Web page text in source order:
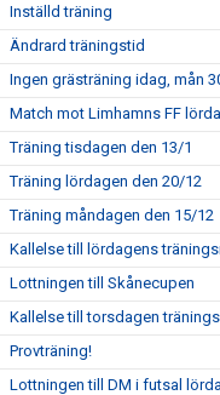
Inställd träning
Ändrard träningstid
Ingen grästräning idag, mån
Match mot Limhamns FF
Träning tisdagen den 13/1
Träning lördagen den 20/12
Träning måndagen den 15/12
Kallelse till lördagens
Lottningen till Skånecupen
Kallelse till torsdagen
Provträning!
Lottningen till DM i futsal